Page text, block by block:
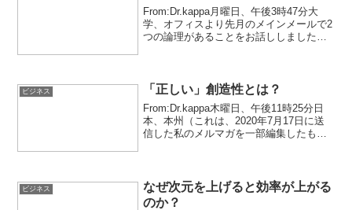
From:Dr.kappa月曜日、午後3時47分大
学、オフィスより先月のメインメールで2
つの論理があることをお話ししました。
た。...
ビジネス 「正しい」創造性とは？
From:Dr.kappa木曜日、午後11時25分日
本、本州（これは、2020年7月17日に送
信した私のメルマガを一部編集したもの
す...
ビジネス
なぜ次元を上げると効率が上がる
のか？